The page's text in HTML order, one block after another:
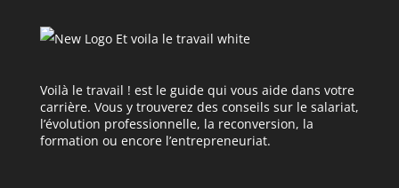
Voilà le travail ! est le guide qui vous aide dans votre
carrière. Vous y trouverez des conseils sur le salariat,
l’évolution professionnelle, la reconversion, la
formation ou encore l’entrepreneuriat.